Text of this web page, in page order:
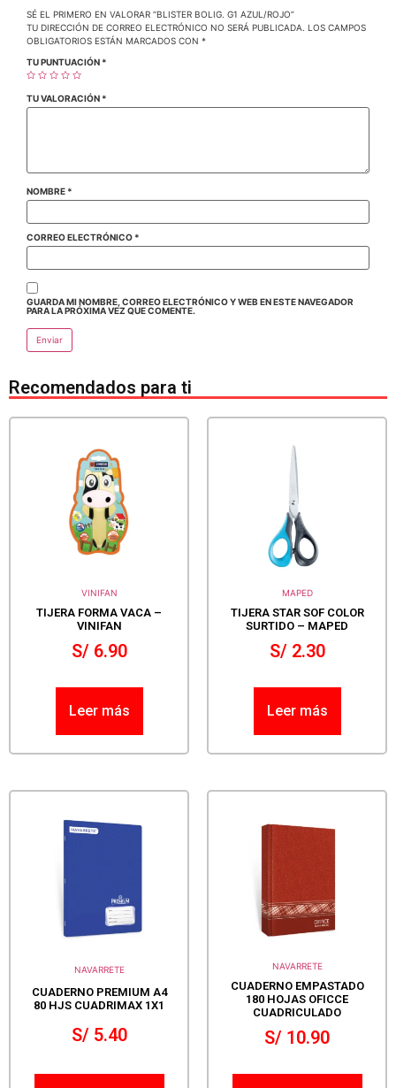
SÉ EL PRIMERO EN VALORAR “BLISTER BOLIG. G1 AZUL/ROJO”
TU DIRECCIÓN DE CORREO ELECTRÓNICO NO SERÁ PUBLICADA.
LOS CAMPOS
OBLIGATORIOS ESTÁN MARCADOS CON *
TU PUNTUACIÓN *
TU VALORACIÓN *
NOMBRE *
CORREO ELECTRÓNICO *
GUARDA MI NOMBRE, CORREO ELECTRÓNICO Y WEB EN ESTE NAVEGADOR
PARA LA PRÓXIMA VEZ QUE COMENTE.
Recomendados para ti
VINIFAN
TIJERA FORMA VACA –
VINIFAN
S/6.90
Leer más
MAPED
TIJERA STAR SOF COLOR
SURTIDO – MAPED
S/2.30
Leer más
NAVARRETE
CUADERNO PREMIUM A4
80 HJS CUADRIMAX 1X1
S/5.40
NAVARRETE
CUADERNO EMPASTADO
180 HOJAS OFICCE
CUADRICULADO
S/ 10.90